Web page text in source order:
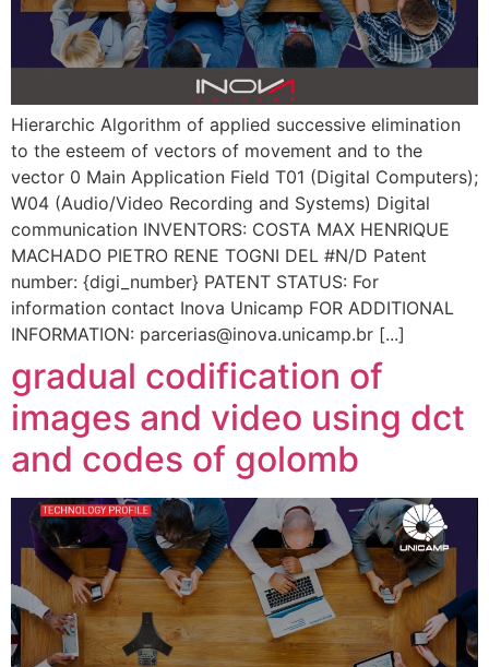
Hierarchic Algorithm of applied successive elimination
to the esteem of vectors of movement and to the
vector 0 Main Application Field T01 (Digital Computers);
W04 (Audio/Video Recording and Systems) Digital
communication INVENTORS: COSTA MAX HENRIQUE
MACHADO PIETRO RENE TOGNI DEL #N/D Patent
number: {digi_number} PATENT STATUS: For
information contact Inova Unicamp FOR ADDITIONAL
INFORMATION: parcerias@inova.unicamp.br [...]
gradual codification of
images and video using dct
and codes of golomb